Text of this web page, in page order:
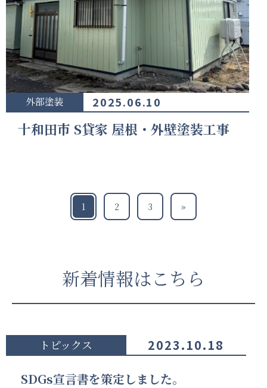
外部塗装 2025.06.10
十和田市 S貸家 屋根・外壁塗装工事
1 2 3 »
新着情報はこちら
トピックス
2023.10.18
SDGs宣言書を策定しました。